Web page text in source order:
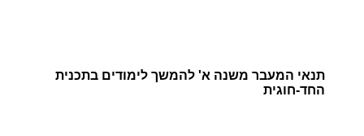
תנאי המעבר משנה א' להמשך לימודים בתכנית
החד-חוגית